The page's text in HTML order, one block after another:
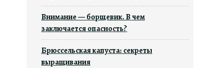
Внимание — борщевик. В чем
заключается опасность?
Брюссельская капуста: секреты
выращивания